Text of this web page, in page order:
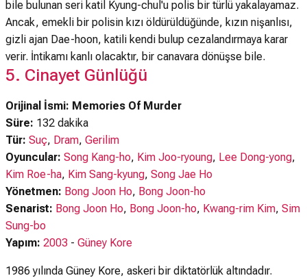
bile bulunan seri katil Kyung-chul'u polis bir türlü yakalayamaz.
Ancak, emekli bir polisin kızı öldürüldüğünde, kızın nişanlısı,
gizli ajan Dae-hoon, katili kendi bulup cezalandırmaya karar
verir. İntikamı kanlı olacaktır, bir canavara dönüşse bile.
5. Cinayet Günlüğü
Orijinal İsmi: Memories Of Murder
Süre: 132 dakika
Tür: Suç, Dram, Gerilim
Oyuncular: Song Kang-ho, Kim Joo-ryoung, Lee Dong-yong,
Kim Roe-ha, Kim Sang-kyung, Song Jae Ho
Yönetmen: Bong Joon Ho, Bong Joon-ho
Senarist: Bong Joon Ho, Bong Joon-ho, Kwang-rim Kim, Sim
Sung-bo
Yapım: 2003 - Güney Kore
1986 yılında Güney Kore, askeri bir diktatörlük altındadır.